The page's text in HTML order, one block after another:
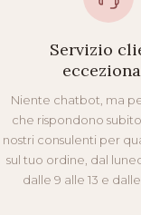
Servizio
Niente chatbot, ma
che rispondono
nostri consulenti per
sul tuo ordine, dal
dalle 9 alle 13 e dalle